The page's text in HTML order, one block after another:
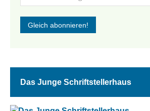
Das Junge Schriftstellerhaus